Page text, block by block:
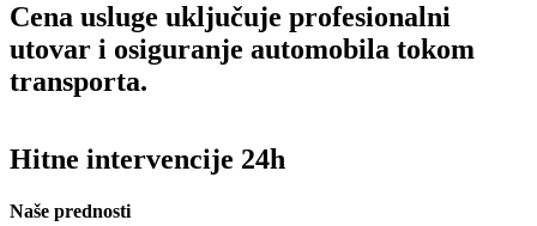
Cena usluge uključuje profesionalni
utovar i osiguranje automobila tokom
transporta.
Hitne intervencije 24h
Naše prednosti